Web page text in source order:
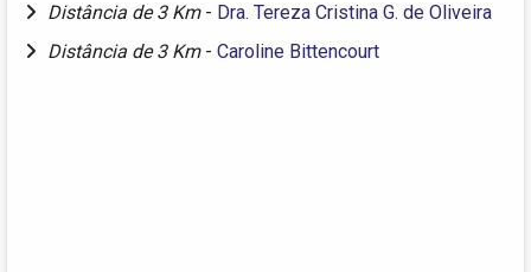
Distância de 3 Km - Dra. Tereza Cristina G. de Oliveira
Distância de 3 Km - Caroline Bittencourt